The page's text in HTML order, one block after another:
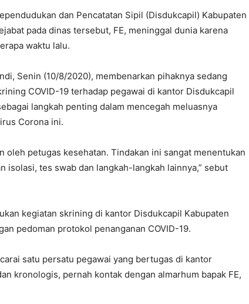
dan Pencatatan Sipil (Disdukcapil) Kabupaten
pada dinas tersebut, FE, meninggal dunia karena
waktu lalu.
Senin (10/8/2020), membenarkan pihaknya sedang
COVID-19 terhadap pegawai di kantor Disdukcapil
langkah penting dalam mencegah meluasnya
Corona ini.
oleh petugas kesehatan. Tindakan ini sangat menentukan
isolasi, tes swab dan langkah-langkah lainnya,” sebut
kegiatan skrining di kantor Disdukcapil Kabupaten
pedoman protokol penanganan COVID-19.
satu persatu pegawai yang bertugas di kantor
kronologis, pernah kontak dengan almarhum bapak FE,